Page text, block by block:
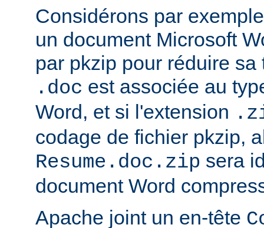
Considérons par
un document Microsoft
par pkzip pour réduire
.doc est associée au
Word, et si l'extension
codage de fichier pkzip,
Resume.doc.zip sera
document Word
Apache joint un en-tête